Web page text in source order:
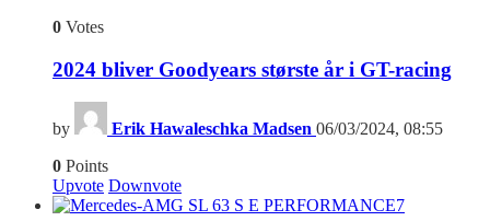
0 Votes
2024 bliver Goodyears største år i GT-racing
by Erik Hawaleschka Madsen 06/03/2024, 08:55
0 Points
Upvote Downvote
7